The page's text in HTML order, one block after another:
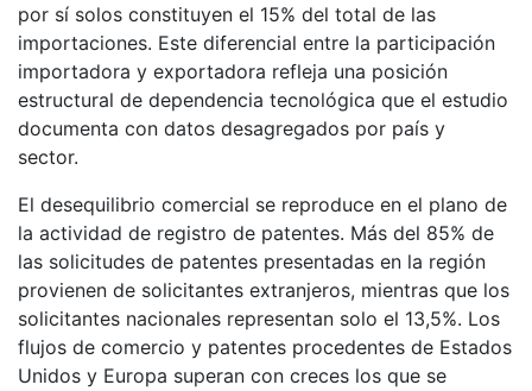
por sí solos constituyen el 15% del total de las
importaciones. Este diferencial entre la participación
importadora y exportadora refleja una posición
estructural de dependencia tecnológica que el estudio
documenta con datos desagregados por país y
sector.
El desequilibrio comercial se reproduce en el plano de
la actividad de registro de patentes. Más del 85% de
las solicitudes de patentes presentadas en la región
provienen de solicitantes extranjeros, mientras que los
solicitantes nacionales representan solo el 13,5%. Los
flujos de comercio y patentes procedentes de Estados
Unidos y Europa superan con creces los que se